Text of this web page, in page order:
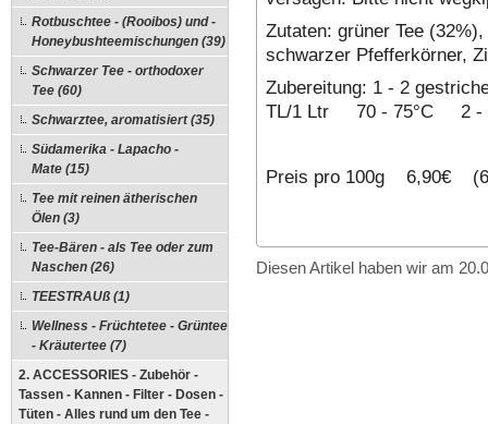
Rotbuschtee - (Rooibos) und -
Honeybushteemischungen (39)
Schwarzer Tee - orthodoxer
Tee (60)
Schwarztee, aromatisiert (35)
Südamerika - Lapacho -
Mate (15)
Tee mit reinen ätherischen
Ölen (3)
Tee-Bären - als Tee oder zum
Naschen (26)
TEESTRAUß (1)
Wellness - Früchtetee - Grüntee
- Kräutertee (7)
2. ACCESSORIES - Zubehör -
Tassen - Kannen - Filter - Dosen -
Tüten - Alles rund um den Tee -
Zutaten: grüner Tee
schwarzer Pfefferkörner,
Zubereitung: 1 - 2
TL/1 Ltr 70 - 75°C 2 -
Preis pro 100g 6,90€
Diesen Artikel haben wir am